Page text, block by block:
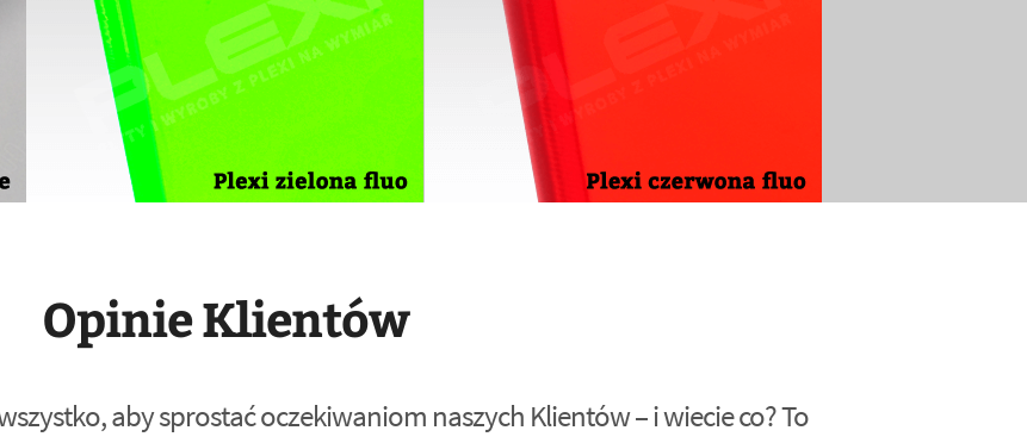
Opinie Klientów
aby sprostać oczekiwaniom naszych Klientów – i wiecie co? To